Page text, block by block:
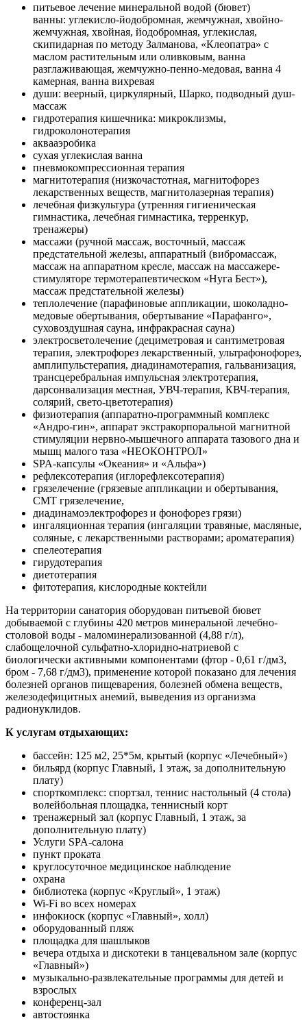
питьевое лечение минеральной водой (бювет)
ванны: углекисло-йодобромная, жемчужная, хвойно-
жемчужная, хвойная, йодобромная, углекислая,
скипидарная по методу Залманова, «Клеопатра» с
маслом растительным или оливковым, ванна
разглаживающая, жемчужно-пенно-медовая, ванна 4
камерная, ванна вихревая
души: веерный, циркулярный, Шарко, подводный душ-
массаж
гидротерапия кишечника: микроклизмы,
гидроколонотерапия
аквааэробика
сухая углекислая ванна
пневмокомпрессионная терапия
магнитотерапия (низкочастотная, магнитофорез
лекарственных веществ, магнитолазерная терапия)
лечебная физкультура (утренняя гигиеническая
гимнастика, лечебная гимнастика, терренкур,
тренажеры)
массажи (ручной массаж, восточный, массаж
предстательной железы, аппаратный (вибромассаж,
массаж на аппаратном кресле, массаж на массажере-
стимуляторе термотерапевтическом «Нуга Бест»),
массаж предстательной железы)
теплолечение (парафиновые аппликации, шоколадно-
медовые обертывания, обертывание «Парафанго»,
суховоздушная сауна, инфракрасная сауна)
электросветолечение (дециметровая и сантиметровая
терапия, электрофорез лекарственный, ультрафонофорез,
амплипульстерапия, диадинамотерапия, гальванизация,
трансцеребральная импульсная электротерапия,
дарсонвализация местная, УВЧ-терапия, КВЧ-терапия,
солярий, свето-цветотерапия)
физиотерапия (аппаратно-программный комплекс
«Андро-гин», аппарат экстракорпоральной магнитной
стимуляции нервно-мышечного аппарата тазового дна и
мышц малого таза «НЕОКОНТРОЛ»
SPA-капсулы «Океания» и «Альфа»)
рефлексотерапия (иглорефлексотерапия)
грязелечение (грязевые аппликации и обертывания,
СМТ грязелечение,
диадинамоэлектрофорез и фонофорез грязи)
ингаляционная терапия (ингаляции травяные, масляные,
соляные, с лекарственными растворами; ароматерапия)
спелеотерапия
гирудотерапия
диетотерапия
фитотерапия, кислородные коктейли
На территории санатория оборудован питьевой бювет
добываемой с глубины 420 метров минеральной лечебно-
столовой воды - маломинерализованной (4,88 г/л),
слабощелочной сульфатно-хлоридно-натриевой с
биологически активными компонентами (фтор - 0,61 г/дм3,
бром - 7,68 г/дм3), применение которой показано для лечения
болезней органов пищеварения, болезней обмена веществ,
железодефицитных анемий, выведения из организма
радионуклидов.
К услугам отдыхающих:
бассейн: 125 м2, 25*5м, крытый (корпус «Лечебный»)
бильярд (корпус Главный, 1 этаж, за дополнительную
плату)
спорткомплекс: спортзал, теннис настольный (4 стола)
волейбольная площадка, теннисный корт
тренажерный зал (корпус Главный, 1 этаж, за
дополнительную плату)
Услуги SPA-салона
пункт проката
круглосуточное медицинское наблюдение
охрана
библиотека (корпус «Круглый», 1 этаж)
Wi-Fi во всех номерах
инфокиоск (корпус «Главный», холл)
оборудованный пляж
площадка для шашлыков
вечера отдыха и дискотеки в танцевальном зале (корпус
«Главный»)
музыкально-развлекательные программы для детей и
взрослых
конференц-зал
автостоянка